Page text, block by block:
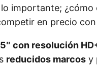
importante;
en precio
con resolución
reducidos marcos y